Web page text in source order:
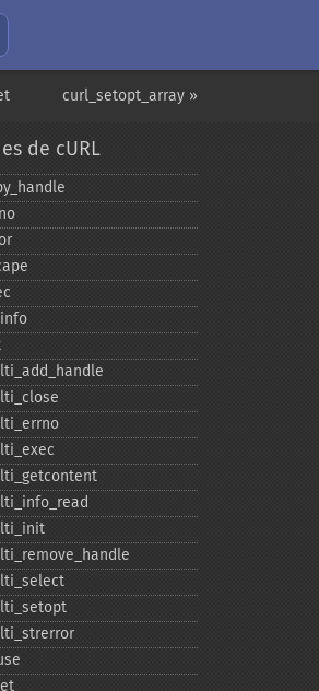
curl_setopt_array »
de cURL